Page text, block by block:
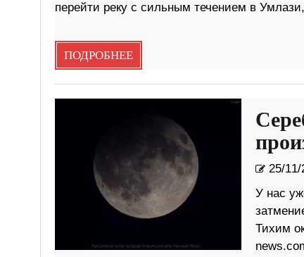
перейти реку с сильным течением в Умлази,
ПОДРОБНЕЕ
25/11/
У нас
Тихим